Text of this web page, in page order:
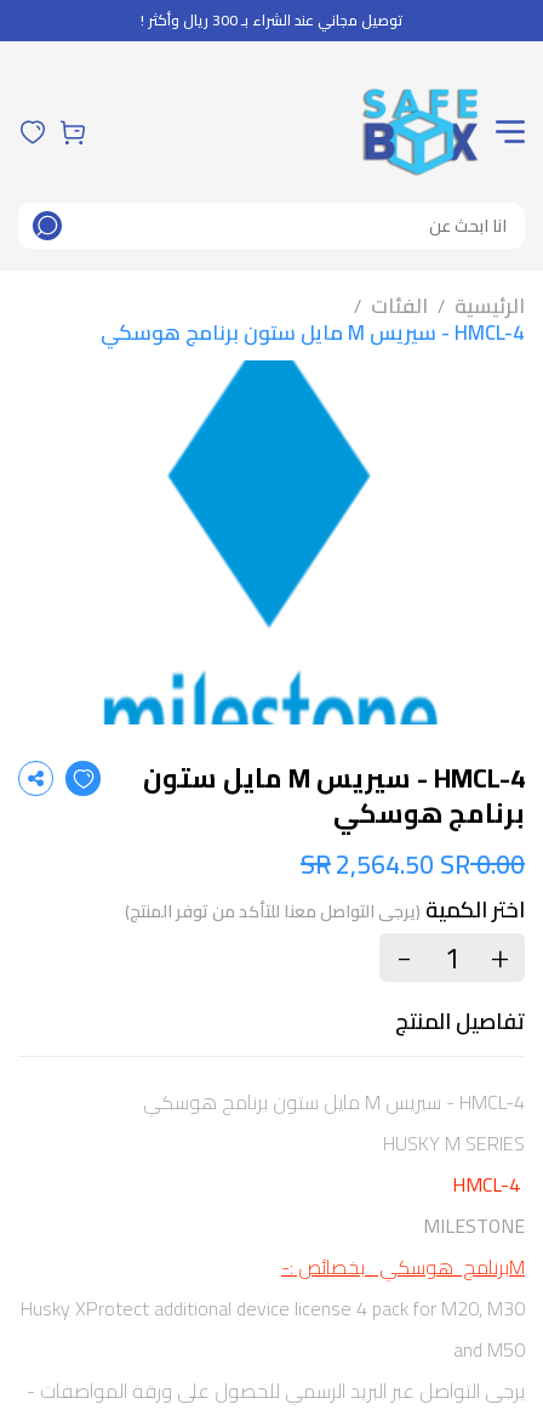
توصيل مجاني عند الشراء بـ 300 ريال وأكثر !
الرئيسية / الفئات /
HMCL-4 - سيريس M مايل ستون برنامج هوسكي
HMCL-4 - سيريس M مايل ستون
برنامج هوسكي
0.00 SR
2,564.50 SR
اختر الكمية (يرجى التواصل معنا للتأكد من توفر المنتج)
+
-
تفاصيل المنتج
HMCL-4 - سيريس M مايل ستون برنامج هوسكي
HUSKY M SERIES
HMCL-4
MILESTONE
Mبرنامج هوسكي بخصائص :-
Husky XProtect additional device license 4 pack for M20, M30
and M50
يرجى التواصل عبر البريد الرسمي للحصول على ورقة المواصفات -